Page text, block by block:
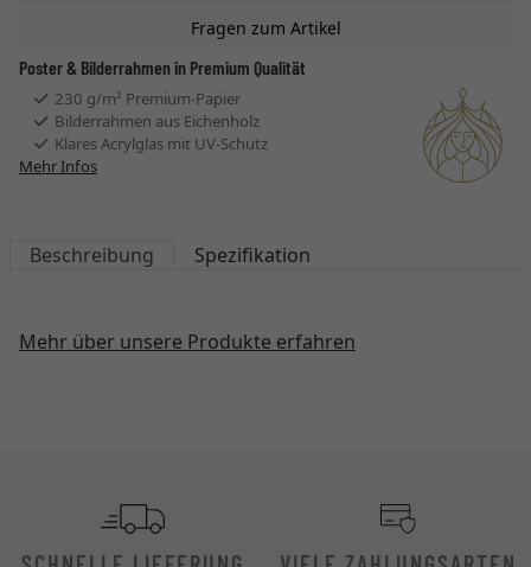
Fragen zum Artikel
Poster & Bilderrahmen in Premium Qualität
230 g/m² Premium-Papier
Bilderrahmen aus Eichenholz
Klares Acrylglas mit UV-Schutz
Mehr Infos
Beschreibung Spezifikation
Mehr über unsere Produkte erfahren